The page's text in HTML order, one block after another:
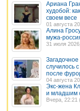
Ариана
худобой:
своем весе
01 августа
Алина
мужа-
31 июля
Загадочное
случилось
после
04 августа
Экс-жена
и младшим
Вчера, 22:21 (